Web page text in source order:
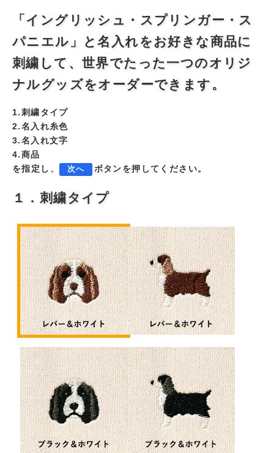
「イングリッシュ・スプリンガー・ス
パニエル」と名入れをお好きな商品に
刺繍して、世界でたった一つのオリジ
ナルグッズをオーダーできます。
1.刺繍タイプ
2.名入れ糸色
3.名入れ文字
4.商品
を指定し、
次へ ボタンを押してください。
１．刺繍タイプ